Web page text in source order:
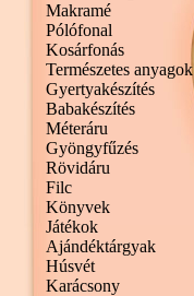
Makramé
Pólófonal
Kosárfonás
Természetes anyagok
Gyertyakészítés
Babakészítés
Méteráru
Gyöngyfűzés
Rövidáru
Filc
Könyvek
Játékok
Ajándéktárgyak
Húsvét
Karácsony